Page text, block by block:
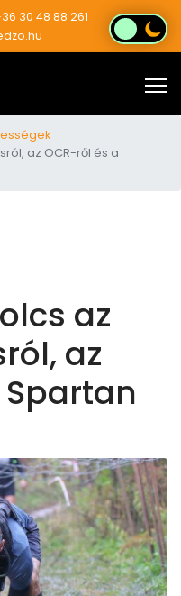
30 48 88 261
az OCR-ről és a
az
az